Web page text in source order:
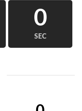
0
SEC